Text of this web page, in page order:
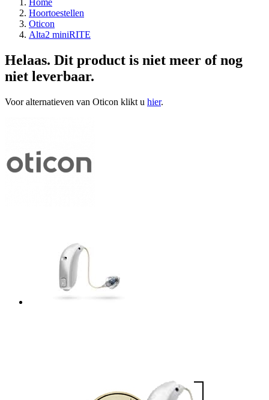
Home
Hoortoestellen
Oticon
Alta2 miniRITE
Helaas. Dit product is niet meer of nog
niet leverbaar.
Voor alternatieven van Oticon klikt u hier.